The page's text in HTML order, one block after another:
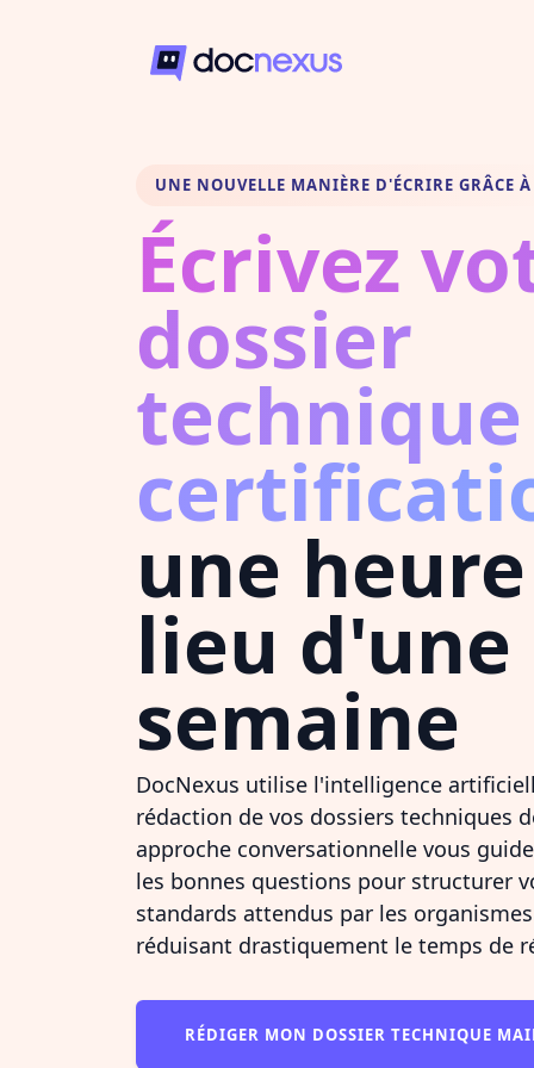
UNE NOUVELLE MANIÈRE D'ÉCRIRE GRÂCE
Écrivez
dossier
une
lieu d'une
semaine
DocNexus utilise l'intelligence
rédaction de vos dossiers techniques
approche conversationnelle vous
les bonnes questions pour structurer
standards attendus par les
réduisant drastiquement le temps de
RÉDIGER MON DOSSIER TECHNIQUE